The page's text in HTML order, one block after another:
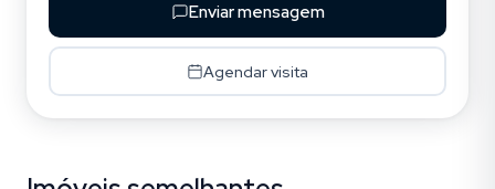
Enviar mensagem
Agendar visita